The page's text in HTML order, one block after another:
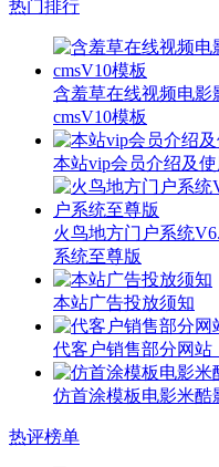
热门排行
含羞草在线视频电影
cmsV10模板
本站vip会员介绍及
火鸟地方门户系统
系统至尊版
本站广告投放须知
代客户销售部分网站
仿首涂模板电影米酷
热评榜单